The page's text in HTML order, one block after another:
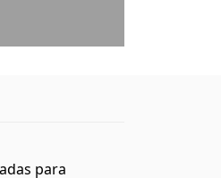
para